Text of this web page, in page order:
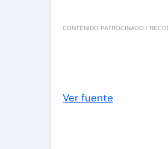
CONTENIDO PATROCINADO /
Ver fuente